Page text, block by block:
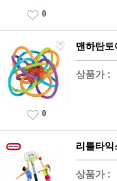
0
맨하탄
상품가 :
0
리틀타
상품가 :